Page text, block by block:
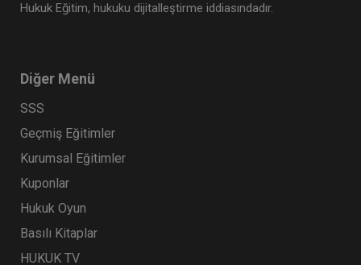
Hukuk Eğitim, hukuku dijitalleştirme iddiasındadır.
Diğer Menü
SSS
Geçmiş Eğitimler
Kurumsal Eğitimler
Kuponlar
Hukuk Oyun
Basılı Kitaplar
HUKUK TV